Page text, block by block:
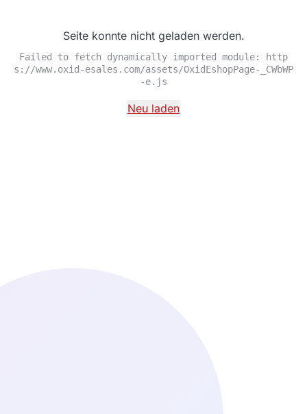
Seite konnte nicht geladen werden.
Failed to fetch dynamically imported module: http
s://www.oxid-esales.com/assets/OxidEshopPage-_CWbWP
-e.js
Neu laden